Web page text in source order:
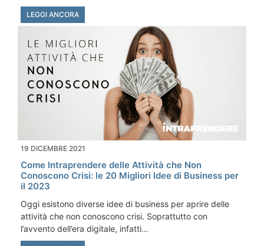
LEGGI ANCORA
19 DICEMBRE 2021
Come Intraprendere delle Attività che Non
Conoscono Crisi: le 20 Migliori Idee di Business per
il 2023
Oggi esistono diverse idee di business per aprire delle
attività che non conoscono crisi. Soprattutto con
l’avvento dell’era digitale, infatti…